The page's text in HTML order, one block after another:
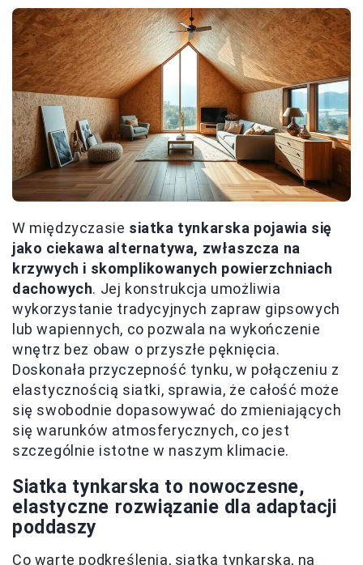
W międzyczasie siatka tynkarska pojawia się
jako ciekawa alternatywa, zwłaszcza na
krzywych i skomplikowanych powierzchniach
dachowych. Jej konstrukcja umożliwia
wykorzystanie tradycyjnych zapraw gipsowych
lub wapiennych, co pozwala na wykończenie
wnętrz bez obaw o przyszłe pęknięcia.
Doskonała przyczepność tynku, w połączeniu z
elastycznością siatki, sprawia, że całość może
się swobodnie dopasowywać do zmieniających
się warunków atmosferycznych, co jest
szczególnie istotne w naszym klimacie.
Siatka tynkarska to nowoczesne,
elastyczne rozwiązanie dla adaptacji
poddaszy
Co warte podkreślenia, siatka tynkarska, na